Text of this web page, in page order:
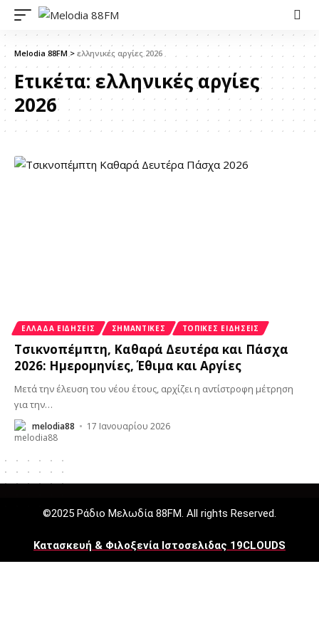
Melodia 88FM > ελληνικές αργίες 2026
Ετικέτα:ελληνικές αργίες
2026
ΕΛΛΆΔΑ ΕΙΔΉΣΕΙΣ ΣΗΜΑΝΤΙΚΈΣ ΤΟΠΙΚΈΣ ΕΙΔΉΣΕΙΣ
Τσικνοπέμπτη, Καθαρά Δευτέρα και Πάσχα
2026: Ημερομηνίες, Έθιμα και Αργίες
Μετά την έλευση του νέου έτους, αρχίζει η αντίστροφη μέτρηση
για την…
melodia88 17 Ιανουαρίου 2026
©2025 Ράδιο Μελωδία 88FM. All rights Reserved.
Κατασκευή & Φιλοξενία Ιστοσελιδας 19CLOUDS